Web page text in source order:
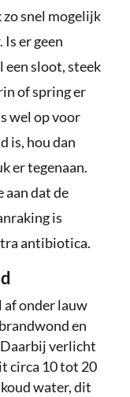
snel mogelijk
er geen
sloot, steek
of spring er
wel op voor
is, hou dan
er tegenaan.
aan dat de
is
antibiotica.
af onder lauw
en
verlicht
circa 10 tot 20
water, dit